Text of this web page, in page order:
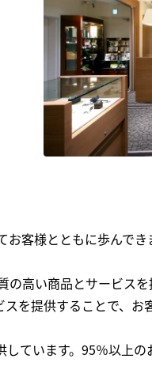
客様とともに歩んで
高い商品とサービス
を提供することで、
ています。95％以上